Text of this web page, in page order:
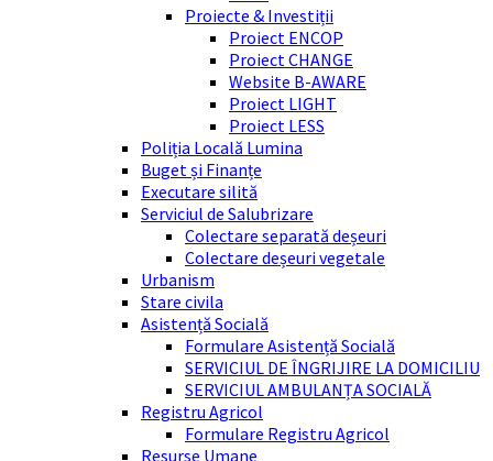
Proiecte & Investiții
Proiect ENCOP
Proiect CHANGE
Website B-AWARE
Proiect LIGHT
Proiect LESS
Poliția Locală Lumina
Buget și Finanțe
Executare silită
Serviciul de Salubrizare
Colectare separată deșeuri
Colectare deșeuri vegetale
Urbanism
Stare civila
Asistență Socială
Formulare Asistență Socială
SERVICIUL DE ÎNGRIJIRE LA DOMICILIU
SERVICIUL AMBULANȚA SOCIALĂ
Registru Agricol
Formulare Registru Agricol
Resurse Umane